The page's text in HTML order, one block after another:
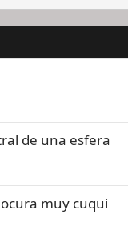
de una esfera
muy cuqui